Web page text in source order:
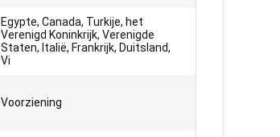
Egypte, Canada, Turkije, het
Verenigd Koninkrijk, Verenigde
Staten, Italië, Frankrijk, Duitsland,
Vi
Voorziening